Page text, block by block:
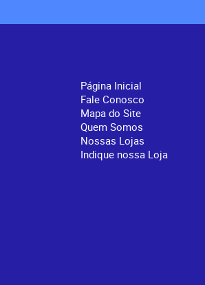
Página Inicial
Fale Conosco
Mapa do Site
Quem Somos
Nossas Lojas
Indique nossa Loja